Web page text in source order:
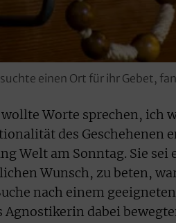
einen Ort für ihr Gebet,
Worte sprechen, ich
des Geschehenen
Welt am Sonntag. Sie
Wunsch, zu beten,
nach einem
Agnostikerin dabei